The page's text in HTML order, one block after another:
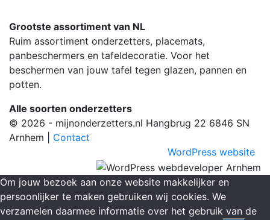
Grootste assortiment van NL
Ruim assortiment onderzetters, placemats,
panbeschermers en tafeldecoratie. Voor het
beschermen van jouw tafel tegen glazen, pannen en
potten.
Alle soorten onderzetters
© 2026 - mijnonderzetters.nl Hangbrug 22 6846 SN
Arnhem | Contact
WordPress website
Om jouw bezoek aan onze website makkelijker en
persoonlijker te maken gebruiken wij cookies. We
verzamelen daarmee informatie over het gebruik van de